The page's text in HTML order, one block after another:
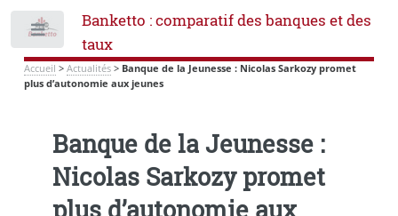
Banketto : comparatif des banques et des
taux
Accueil > Actualités> Banque de la Jeunesse : Nicolas Sarkozy promet
plus d’autonomie aux jeunes
Banque de la Jeunesse :
Nicolas Sarkozy promet
plus d’autonomie aux